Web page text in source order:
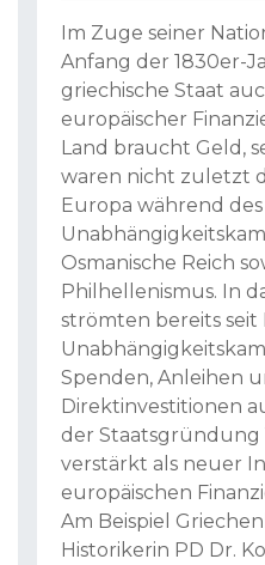
Im Zuge seiner
Anfang der 1830er-
griechische Staat
europäischer
Land braucht Geld,
waren nicht zuletzt
Europa während
Osmanische Reich
Philhellenismus. In
strömten bereits seit
Spenden, Anleihen
Direktinvestitionen
der Staatsgründung
verstärkt als neuer
europäischen
Am Beispiel
Historikerin PD Dr.